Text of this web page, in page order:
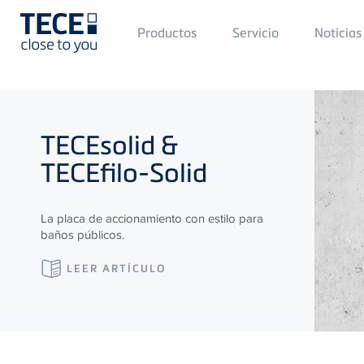
Main
Menü
Productos Servicio Noticias
TECEsolid &
TECEfilo-Solid
La placa de accionamiento con estilo para
baños públicos.
LEER ARTÍCULO